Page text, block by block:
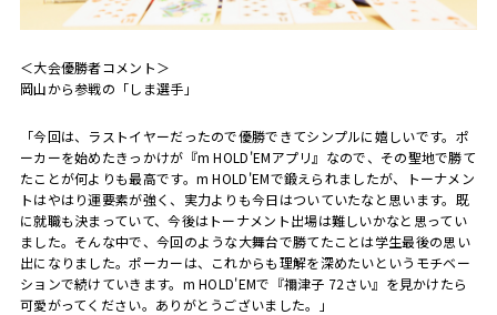
＜大会優勝者コメント＞
岡山から参戦の「しま選手」
「今回は、ラストイヤーだったので優勝できてシンプルに嬉しいです。ポ
ーカーを始めたきっかけが『m HOLD'EMアプリ』なので、その聖地で勝て
たことが何よりも最高です。m HOLD'EMで鍛えられましたが、トーナメン
トはやはり運要素が強く、実力よりも今日はついていたなと思います。既
に就職も決まっていて、今後はトーナメント出場は難しいかなと思ってい
ました。そんな中で、今回のような大舞台で勝てたことは学生最後の思い
出になりました。ポーカーは、これからも理解を深めたいというモチベー
ションで続けていきます。m HOLD'EMで『禰󠄀津子 72さい』を見かけたら
可愛がってください。ありがとうございました。」